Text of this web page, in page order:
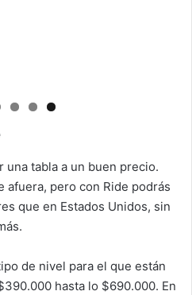
tabla a un buen precio.
afuera, pero con Ride podrás
que en Estados Unidos, sin
de nivel para el que están
hasta lo $690.000. En